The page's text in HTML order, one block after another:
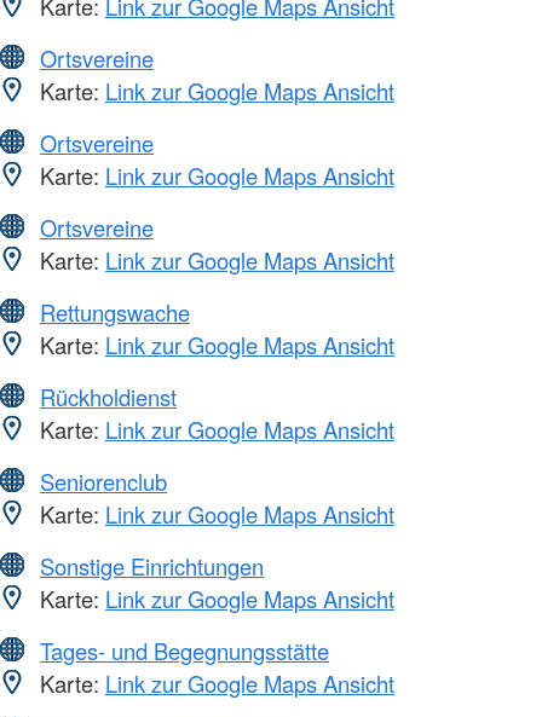
Ortsvereine
Karte: Link zur Google Maps Ansicht
Ortsvereine
Karte: Link zur Google Maps Ansicht
Ortsvereine
Karte: Link zur Google Maps Ansicht
Rettungswache
Karte: Link zur Google Maps Ansicht
Rückholdienst
Karte: Link zur Google Maps Ansicht
Seniorenclub
Karte: Link zur Google Maps Ansicht
Sonstige Einrichtungen
Karte: Link zur Google Maps Ansicht
Tages- und Begegnungsstätte
Karte: Link zur Google Maps Ansicht